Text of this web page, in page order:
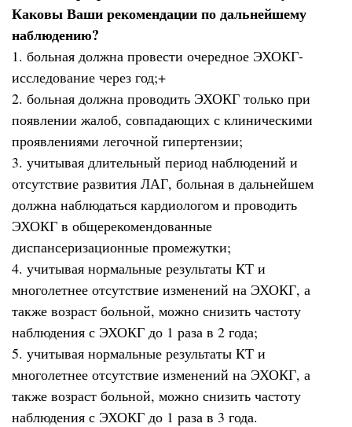
Каковы Ваши рекомендации по дальнейшему
наблюдению?
1. больная должна провести очередное ЭХОКГ-
исследование через год;+
2. больная должна проводить ЭХОКГ только при
появлении жалоб, совпадающих с клиническими
проявлениями легочной гипертензии;
3. учитывая длительный период наблюдений и
отсутствие развития ЛАГ, больная в дальнейшем
должна наблюдаться кардиологом и проводить
ЭХОКГ в общерекомендованные
диспансеризационные промежутки;
4. учитывая нормальные результаты КТ и
многолетнее отсутствие изменений на ЭХОКГ, а
также возраст больной, можно снизить частоту
наблюдения с ЭХОКГ до 1 раза в 2 года;
5. учитывая нормальные результаты КТ и
многолетнее отсутствие изменений на ЭХОКГ, а
также возраст больной, можно снизить частоту
наблюдения с ЭХОКГ до 1 раза в 3 года.